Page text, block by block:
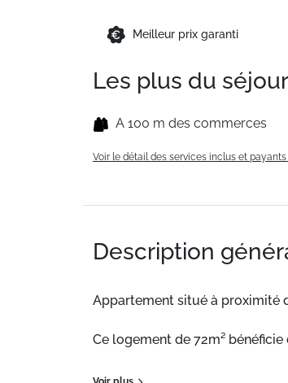
Meilleur prix garanti
Les plus du séjour
A 100 m des commerces
Voir le détail des services inclus et payants
Description
Appartement situé à proximité
Ce logement de 72m²
Situation :